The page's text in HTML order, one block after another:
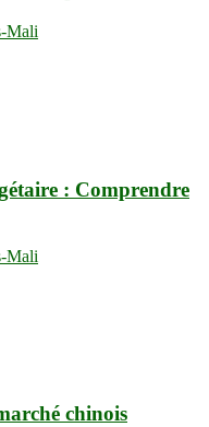
Mali
: Comprendre
Mali
chinois